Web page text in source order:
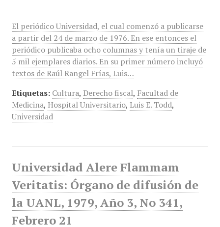
El periódico Universidad, el cual comenzó a publicarse
a partir del 24 de marzo de 1976. En ese entonces el
periódico publicaba ocho columnas y tenía un tiraje de
5 mil ejemplares diarios. En su primer número incluyó
textos de Raúl Rangel Frías, Luis…
Etiquetas: Cultura, Derecho fiscal, Facultad de
Medicina, Hospital Universitario, Luis E. Todd,
Universidad
Universidad Alere Flammam
Veritatis: Órgano de difusión de
la UANL, 1979, Año 3, No 341,
Febrero 21